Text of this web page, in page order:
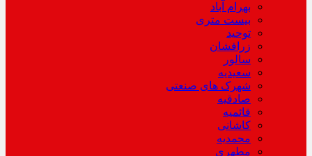
بهرام آباد
بیست متری
توحید
زرافشان
سالور
سعیدیه
شهرک های صنعتی
صادقیه
قائمیه
کاشانی
محمدیه
مطهری